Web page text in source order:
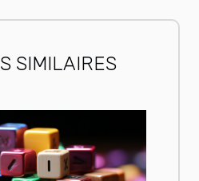
SIMILAIRES